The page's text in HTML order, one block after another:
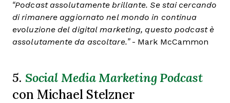
“Podcast assolutamente brillante. Se stai cercando
di rimanere aggiornato nel mondo in continua
evoluzione del digital marketing, questo podcast è
assolutamente da ascoltare.” - Mark McCammon
5. Social Media Marketing Podcast
con Michael Stelzner